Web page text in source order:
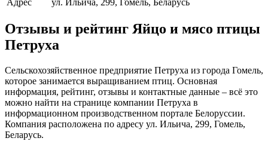
Отзывы и рейтинг Яйцо и мясо птицы
Петруха
Сельскохозяйственное предприятие Петруха из города Гомель,
которое занимается выращиванием птиц. Основная
информация, рейтинг, отзывы и контактные данные – всё это
можно найти на странице компании Петруха в
информационном производственном портале Белоруссии.
Компания расположена по адресу ул. Ильича, 299, Гомель,
Беларусь.